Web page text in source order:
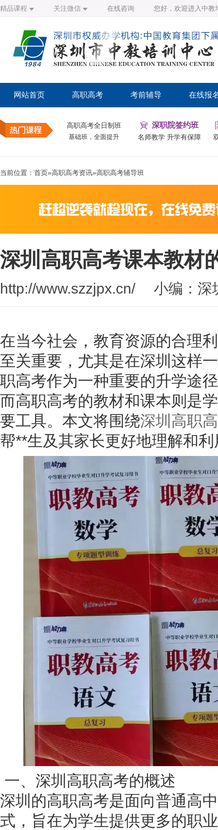
精品课程 关注微信 在线咨询 您好，欢迎进入中教
网站首页 高职高考 考前辅导 在线报
高职高考全日制班
基础班，全面提升
深职院签约班
名师教学 升学有保障
当前位置： 首页»高职高考资讯»高职高考辅导班
深圳高职高考课本教材
http://www.szzjpx.cn/ 小编：深
在当今社会，教育资源的合理
至关重要，尤其是在深圳这样
职高考作为一种重要的升学途
而高职高考的教材和课本则是
要工具。本文将围绕深圳高职
帮**生及其家长更好地理解和
一、深圳高职高考的概述
深圳的高职高考是面向普通高
式，旨在为学生提供更多的职